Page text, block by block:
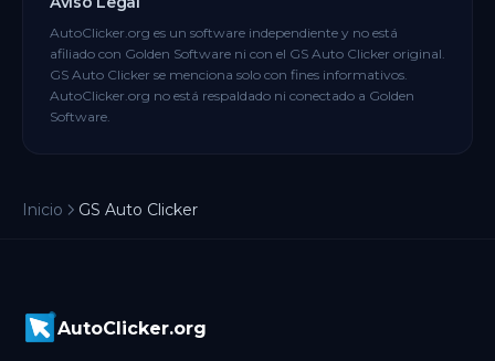
AutoClicker.org es un software independiente y no está
afiliado con Golden Software ni con el GS Auto Clicker original.
GS Auto Clicker se menciona solo con fines informativos.
AutoClicker.org no está respaldado ni conectado a Golden
Software.
Inicio GS Auto Clicker
AutoClicker.org